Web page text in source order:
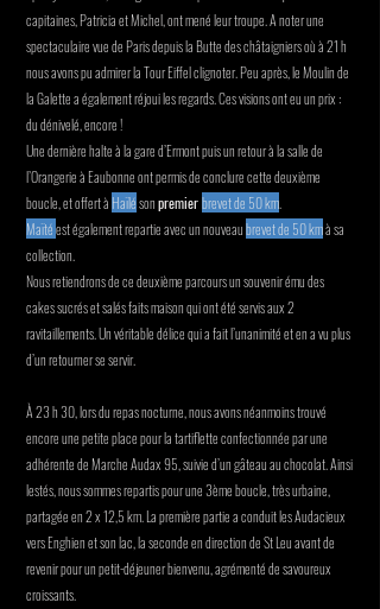
capitaines, Patricia et Michel, ont mené leur troupe. A noter une
spectaculaire vue de Paris depuis la Butte des châtaigniers où à 21 h
nous avons pu admirer la Tour Eiffel clignoter. Peu après, le Moulin de
la Galette a également réjoui les regards. Ces visions ont eu un prix :
du dénivelé, encore !
Une dernière halte à la gare d’Ermont puis un retour à la salle de
l’Orangerie à Eaubonne ont permis de conclure cette deuxième
boucle, et offert à Haïlésonpremierbrevet de 50 km.
Maïtéest également repartie avec un nouveaubrevet de 50 kmà sa
collection.
Nous retiendrons de ce deuxième parcours un souvenir ému des
cakes sucrés et salés faits maison qui ont été servis aux 2
ravitaillements. Un véritable délice qui a fait l’unanimité et en a vu plus
d’un retourner se servir.
À 23 h 30, lors du repas nocturne, nous avons néanmoins trouvé
encore une petite place pour la tartiflette confectionnée par une
adhérente de Marche Audax 95, suivie d’un gâteau au chocolat. Ainsi
lestés, nous sommes repartis pour une 3ème boucle, très urbaine,
partagée en 2 x 12,5 km. La première partie a conduit les Audacieux
vers Enghien et son lac, la seconde en direction de St Leu avant de
revenir pour un petit-déjeuner bienvenu, agrémenté de savoureux
croissants.